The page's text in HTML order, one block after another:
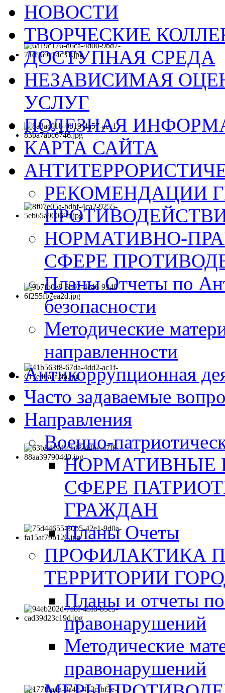
НОВОСТИ
ТВОРЧЕСКИЕ
ДОСТУПНАЯ СРЕДА
НЕЗАВИСИМАЯ
УСЛУГ
ПОЛЕЗНАЯ
КАРТА САЙТА
РЕКОМЕНДАЦИИ
НОРМАТИВНО-
СФЕРЕ
Планы Отчеты по
безопасности
Методические
направленности
Антикоррупционная
Часто задаваемые
Направления
Военно-
НОРМАТИВНЫЕ
СФЕРЕ
ГРАЖДАН
Планы Очеты
ПРОФИЛАКТИКА
ТЕРРИТОРИИ
Планы и отчеты
правонарушений
Методические
правонарушений